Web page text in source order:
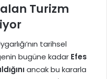
Turizm
tarihsel
bugüne kadar Efes
ancak bu kararla